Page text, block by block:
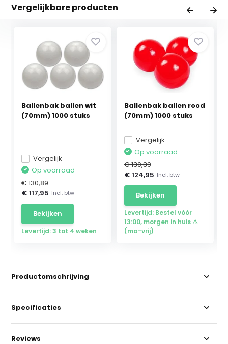
Vergelijkbare producten
Ballenbak ballen wit
(70mm) 1000 stuks
Vergelijk
Op voorraad
€ 130,89
€ 117,95 Incl. btw
Bekijken
Levertijd: 3 tot 4 weken
Ballenbak ballen rood
(70mm) 1000 stuks
Vergelijk
Op voorraad
€ 130,89
€ 124,95 Incl. btw
Bekijken
Levertijd: Bestel vóór
13:00, morgen in huis ⚠
(ma-vrij)
Productomschrijving
Specificaties
Reviews